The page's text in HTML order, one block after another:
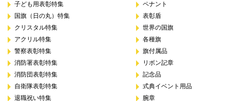
子ども用表彰特集
国旗（日の丸）特集
クリスタル特集
アクリル特集
警察表彰特集
消防署表彰特集
消防団表彰特集
自衛隊表彰特集
退職祝い特集
ペナント
表彰盾
世界の国旗
各種旗
旗付属品
リボン記章
記念品
式典イベント用品
腕章